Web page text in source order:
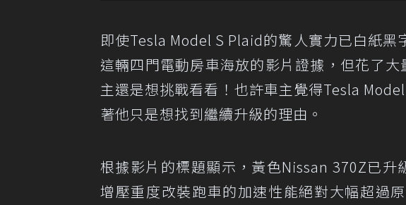
即使Tesla Model S Plaid的驚人實力已白紙
這輛四門電動房車海放的影片證據，但花了
主還是想挑戰看看！也許車主覺得Tesla
著他只是想找到繼續升級的理由。
根據影片的標題顯示，黃色Nissan 370Z已
增壓重度改裝跑車的加速性能絕對大幅超過